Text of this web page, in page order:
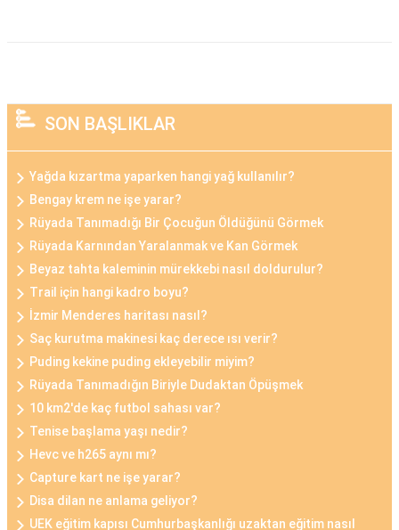
SON BAŞLIKLAR
Yağda kızartma yaparken hangi yağ kullanılır?
Bengay krem ne işe yarar?
Rüyada Tanımadığı Bir Çocuğun Öldüğünü Görmek
Rüyada Karnından Yaralanmak ve Kan Görmek
Beyaz tahta kaleminin mürekkebi nasıl doldurulur?
Trail için hangi kadro boyu?
İzmir Menderes haritası nasıl?
Saç kurutma makinesi kaç derece ısı verir?
Puding kekine puding ekleyebilir miyim?
Rüyada Tanımadığın Biriyle Dudaktan Öpüşmek
10 km2'de kaç futbol sahası var?
Tenise başlama yaşı nedir?
Hevc ve h265 aynı mı?
Capture kart ne işe yarar?
Disa dilan ne anlama geliyor?
UEK eğitim kapısı Cumhurbaşkanlığı uzaktan eğitim nasıl